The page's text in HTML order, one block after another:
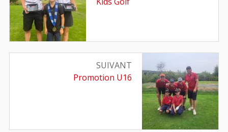
l’article
SUIVANT
Article
Promotion U16